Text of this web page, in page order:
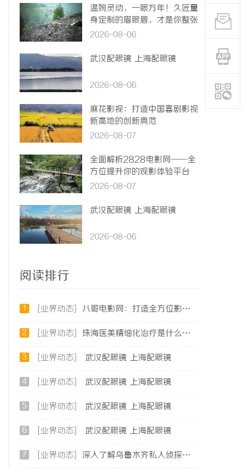
温婉灵动，一眼万年！久匠量
身定制的眉眼唇，才是你整张
脸的点睛之笔！淡颜系女生的
2026-08-06
武汉配眼镜 上海配眼镜
2026-08-06
麻花影视：打造中国喜剧影视
新高地的创新典范
2026-08-07
全面解析2828电影网——全
方位提升你的观影体验平台
2026-08-07
武汉配眼镜 上海配眼镜
2026-08-06
阅读排行
1 [业界动态] 八哥电影网：打造全方位影视娱乐新体验的平台解析
2 [业界动态] 珠海医美精细化治疗是什么？珠海专业医美机构筛选标准科普
3 [业界动态] 武汉配眼镜 上海配眼镜
4 [业界动态] 武汉配眼镜 上海配眼镜
5 [业界动态] 武汉配眼镜 上海配眼镜
6 [业界动态] 武汉配眼镜 上海配眼镜
7 [业界动态] 深入了解乌鲁木齐私人侦探行业的现状与发展趋势